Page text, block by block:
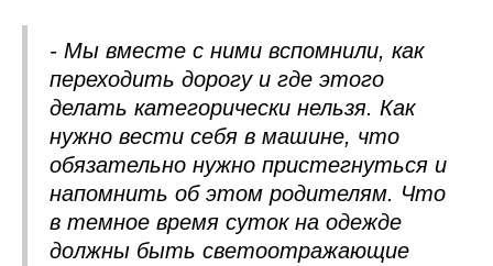
- Мы вместе с ними вспомнили, как
переходить дорогу и где этого
делать категорически нельзя. Как
нужно вести себя в машине, что
обязательно нужно пристегнуться и
напомнить об этом родителям. Что
в темное время суток на одежде
должны быть светоотражающие